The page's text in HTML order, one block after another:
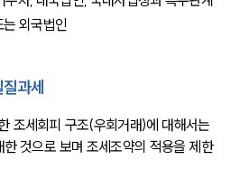
외국법인
과세
조세회피 구조(우회거래)에 대해서는
것으로 보며 조세조약의 적용을 제한